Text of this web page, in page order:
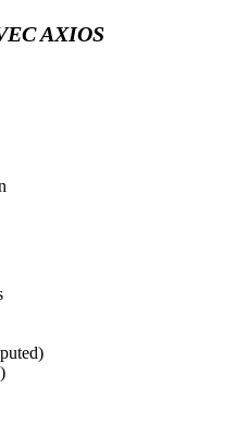
AXIOS